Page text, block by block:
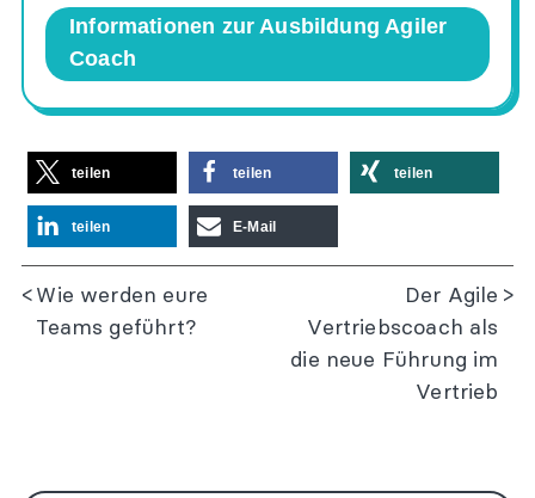
Informationen zur Ausbildung Agiler
Coach
teilen teilen teilen
teilen E-Mail
Wie werden eure
Teams geführt?
Der Agile
Vertriebscoach als
die neue Führung im
Vertrieb